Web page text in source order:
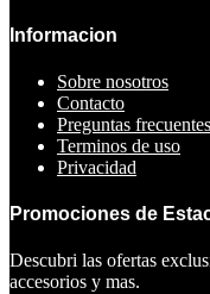
Informacion
Sobre nosotros
Contacto
Preguntas frecuentes
Terminos de uso
Privacidad
Promociones de
Descubri las ofertas
accesorios y mas.